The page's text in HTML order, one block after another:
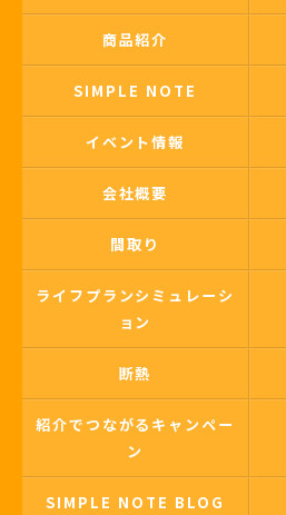
商品紹介
SIMPLE NOTE
イベント情報
会社概要
間取り
ライフプランシミュレーシ
ョン
断熱
紹介でつながるキャンペー
ン
SIMPLE NOTE BLOG